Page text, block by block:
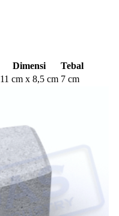
Dimensi
Tebal
11 cm x 8,5 cm 7 cm